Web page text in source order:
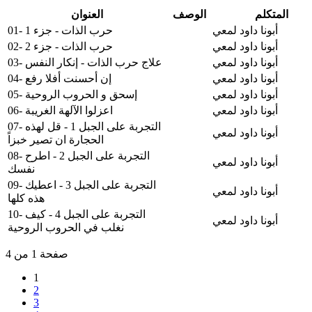
العنوان الوصف
المتكلم
01- حرب الذات - جزء 1
أبونا داود لمعي
02- حرب الذات - جزء 2
أبونا داود لمعي
03- علاج حرب الذات - إنكار النفس
أبونا داود لمعي
04- إن أحسنت أفلا رفع
أبونا داود لمعي
05- إسحق و الحروب الروحية
أبونا داود لمعي
06- اعزلوا الآلهة الغريبة
أبونا داود لمعي
07- التجربة على الجبل 1 - قل لهذه
الحجارة ان تصير خبزاً
أبونا داود لمعي
08- التجربة على الجبل 2 - اطرح
نفسك
أبونا داود لمعي
09- التجربة على الجبل 3 - اعطيك
هذه كلها
أبونا داود لمعي
10- التجربة على الجبل 4 - كيف
نغلب في الحروب الروحية
أبونا داود لمعي
صفحة 1 من 4
1
2
3